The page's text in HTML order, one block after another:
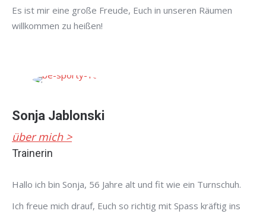
Es ist mir eine große Freude, Euch in unseren Räumen
willkommen zu heißen!
Sonja Jablonski
über mich >
Trainerin
Hallo ich bin Sonja, 56 Jahre alt und fit wie ein Turnschuh.
Ich freue mich drauf, Euch so richtig mit Spass kräftig ins